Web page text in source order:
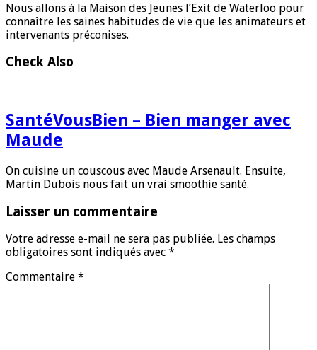
Nous allons à la Maison des Jeunes l’Exit de Waterloo pour
connaître les saines habitudes de vie que les animateurs et
intervenants préconises.
Check Also
SantéVousBien – Bien manger avec
Maude
On cuisine un couscous avec Maude Arsenault. Ensuite,
Martin Dubois nous fait un vrai smoothie santé.
Laisser un commentaire
Votre adresse e-mail ne sera pas publiée. Les champs
obligatoires sont indiqués avec *
Commentaire *